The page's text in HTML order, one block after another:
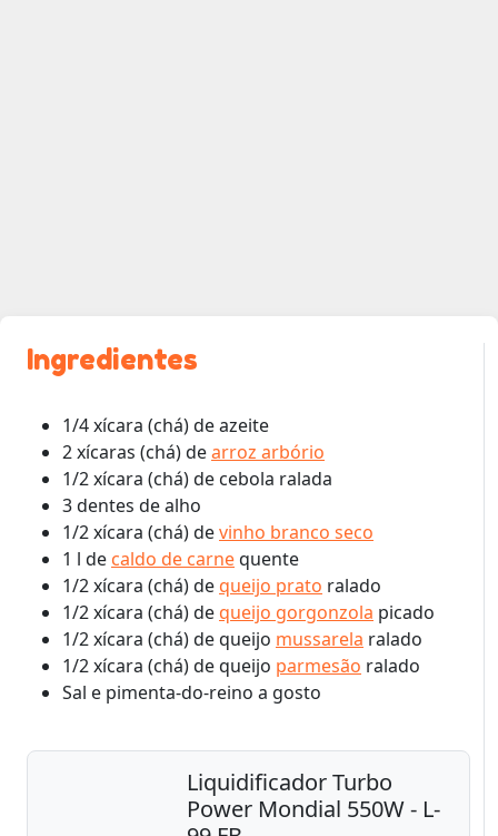
Ingredientes
1/4 xícara (chá) de azeite
2 xícaras (chá) dearroz arbório
1/2 xícara (chá) de cebola ralada
3 dentes de alho
1/2 xícara (chá) devinho branco seco
1 l de caldo de carnequente
1/2 xícara (chá) dequeijo prato ralado
1/2 xícara (chá) dequeijo gorgonzola picado
1/2 xícara (chá) de queijo mussarela ralado
1/2 xícara (chá) de queijo parmesão ralado
Sal e pimenta-do-reino a gosto
Liquidificador Turbo
Power Mondial 550W - L-